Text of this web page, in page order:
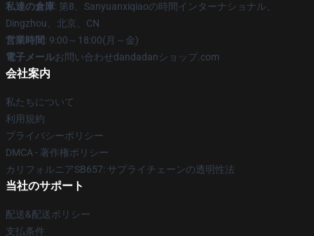
私達の倉庫: 第8、Sanyuanxiqiaoの時間インターナショナル、
Dingzhou、北京、CN
営業時間: 9:00～18:00(月～金)
電子メールお問い合わせdandadanショップ.com
会社案内
私たちについて
利用規約
プライバシーポリシー
DMCA - 著作権ポリシー
カリフォルニアSB657: サプライチェーンの透明性法
当社のサポート
配送&配送ポリシー
支払条件